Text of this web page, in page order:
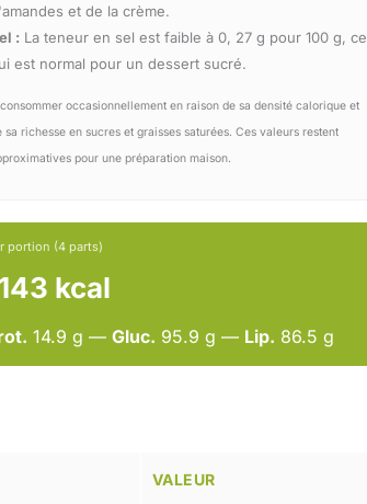
et de la crème.
: La teneur en sel est faible à 0, 27 g pour 100 g, ce
est normal pour un dessert sucré.
occasionnellement en raison de sa densité calorique et
sa richesse en sucres et graisses saturées. Ces valeurs restent
pour une préparation maison.
portion (4 parts)
kcal
14.9 g —Gluc. 95.9 g — Lip. 86.5 g
VALEUR